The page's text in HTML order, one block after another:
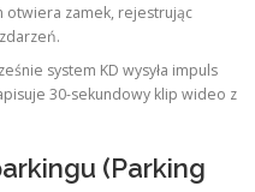
otwiera zamek, rejestrując
system KD wysyła impuls
30-sekundowy klip wideo z
(Parking